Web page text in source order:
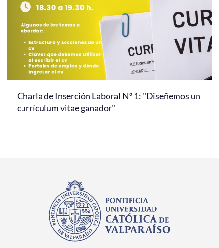
Charla de Inserción Laboral N° 1: "Diseñemos un
currículum vitae ganador"